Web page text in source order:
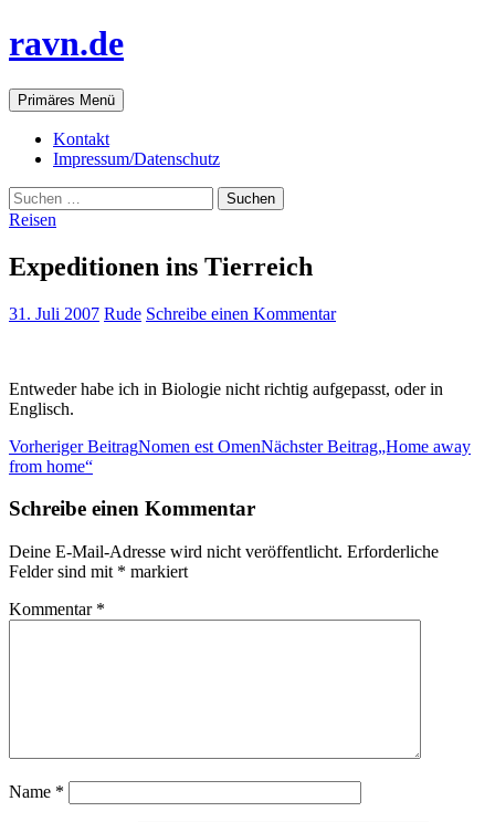
ravn.de
Suchen
Primäres Menü Springe
zum
Kontakt
Impressum/Datenschutz
Suchen
nach:
Reisen
Expeditionen ins Tierreich
31. Juli 2007 Rude Schreibe einen Kommentar
Entweder habe ich in Biologie nicht richtig aufgepasst, oder in
Englisch.
Beitrags-
Navigation
Vorheriger BeitragNomen est OmenNächster Beitrag„Home away
from home“
Schreibe einen Kommentar
Deine E-Mail-Adresse wird nicht veröffentlicht. Erforderliche
Felder sind mit * markiert
Kommentar *
Name *